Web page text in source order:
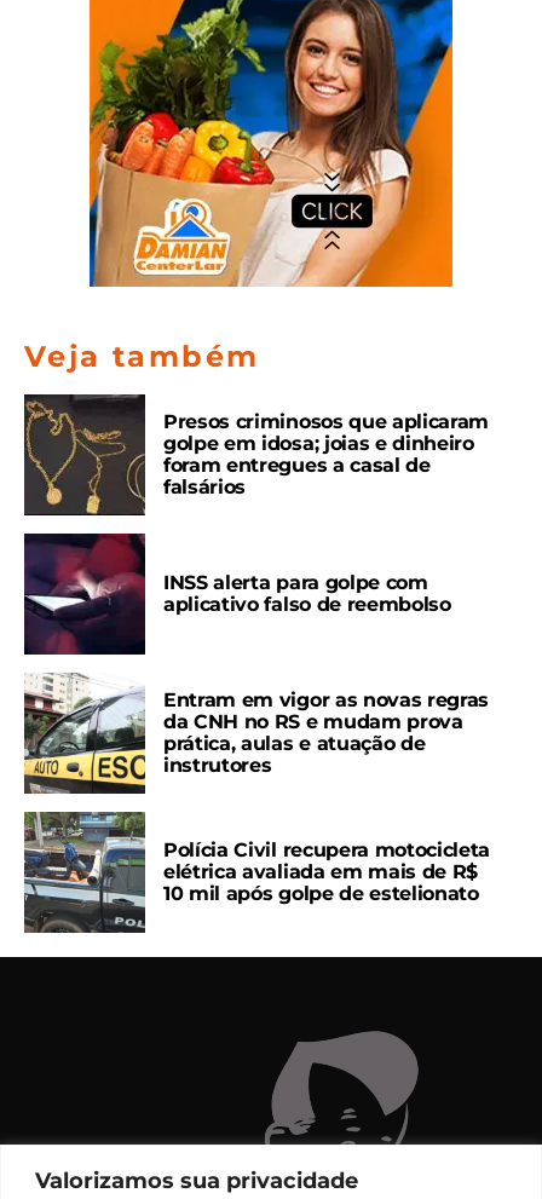
Valorizamos sua privacidade
Veja também
Presos criminosos que aplicaram
golpe em idosa; joias e dinheiro
foram entregues a casal de
falsários
INSS alerta para golpe com
aplicativo falso de reembolso
Entram em vigor as novas regras
da CNH no RS e mudam prova
prática, aulas e atuação de
instrutores
Polícia Civil recupera motocicleta
elétrica avaliada em mais de R$
10 mil após golpe de estelionato